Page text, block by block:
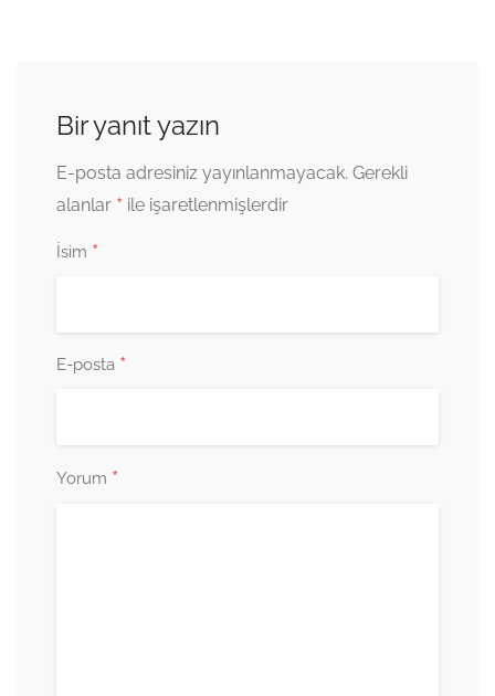
Bir yanıt yazın
E-posta adresiniz yayınlanmayacak. Gerekli
alanlar * ile işaretlenmişlerdir
İsim *
E-posta *
Yorum *